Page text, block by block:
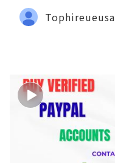
Tophireueusa